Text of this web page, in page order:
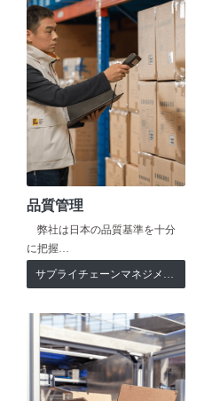
品質管理
弊社は日本の品質基準を十分
に把握…
サプライチェーンマネジメント